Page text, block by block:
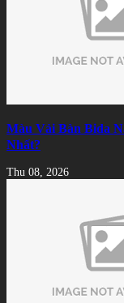
Màu Vải Bàn Bida
Nhất?
Thu 08, 2026